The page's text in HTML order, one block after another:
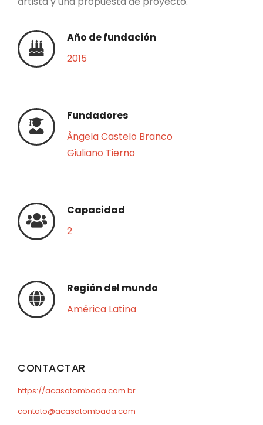
Año de fundación
2015
Fundadores
Ângela Castelo Branco
Giuliano Tierno
Capacidad
2
Región del mundo
América Latina
CONTACTAR
https://acasatombada.com.br
contato@acasatombada.com